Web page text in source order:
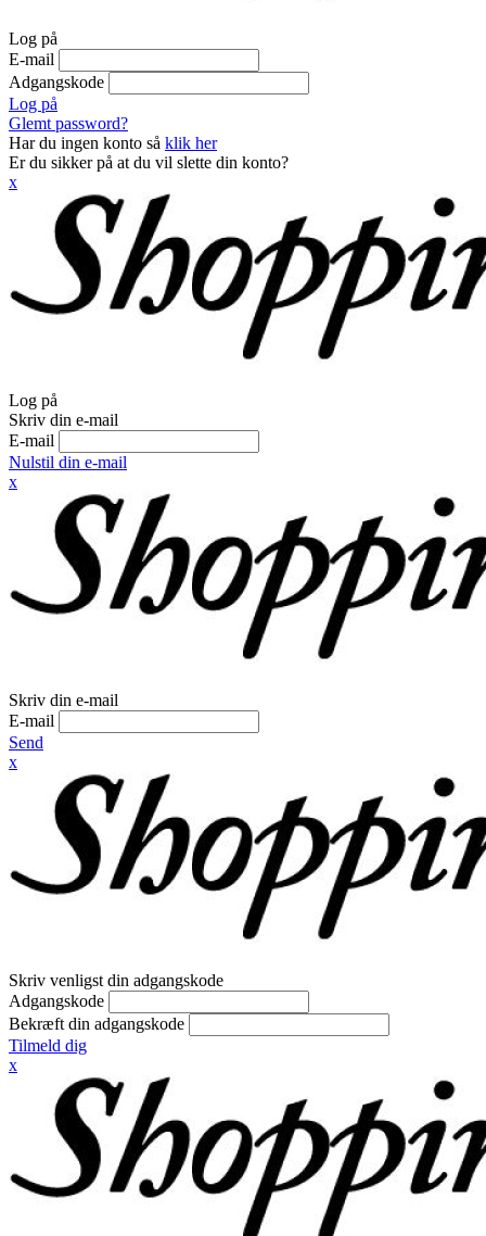
Log på
E-mail
Adgangskode
Log på
Glemt password?
Har du ingen konto så klik her
Er du sikker på at du vil slette din konto?
x
Log på
Skriv din e-mail
E-mail
Nulstil din e-mail
x
Skriv din e-mail
E-mail
Send
x
Skriv venligst din adgangskode
Adgangskode
Bekræft din adgangskode
Tilmeld dig
x